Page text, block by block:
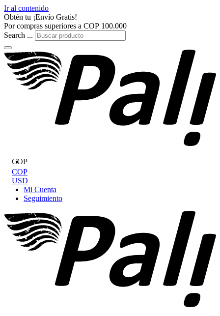
Ir al contenido
Obtén tu ¡Envío Gratis!
Por compras superiores a COP 100.000
Search ...
COP
COP
USD
Mi Cuenta
Seguimiento